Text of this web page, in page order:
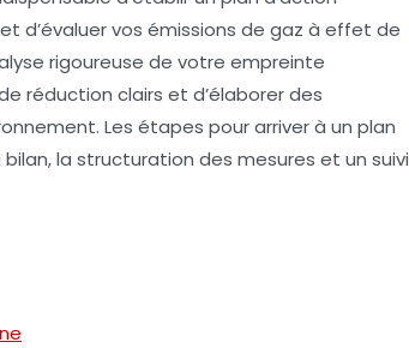
d’évaluer vos émissions de gaz à effet de
rigoureuse de votre empreinte
réduction clairs et d’élaborer des
Les étapes pour arriver à un plan
la structuration des mesures et un suivi